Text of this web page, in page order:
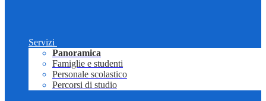
Servizi
Panoramica
Famiglie e studenti
Personale scolastico
Percorsi di studio